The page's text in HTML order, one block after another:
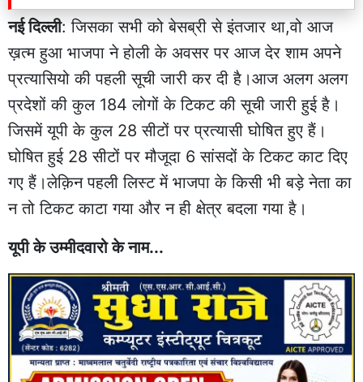
नई दिल्ली: जिसका सभी को बेसब्री से इंतजार था,वो आज
ख़त्म हुआ भाजपा ने होली के अवसर पर आज देर शाम अपने
प्रत्यासियो की पहली सूची जारी कर दी है।आज अलग अलग
प्रदेशों की कुल 184 लोगों के टिकट की सूची जारी हुई है।
जिसमें यूपी के कुल 28 सीटों पर प्रत्यासी घोषित हुए हैं।
घोषित हुई 28 सीटों पर मौजूदा 6 सांसदों के टिकट काट दिए
गए हैं।लेक़िन पहली लिस्ट में भाजपा के किसी भी बड़े नेता का
न तो टिकट काटा गया और न ही क्षेत्र बदला गया है।
यूपी के उम्मीदवारो के नाम...